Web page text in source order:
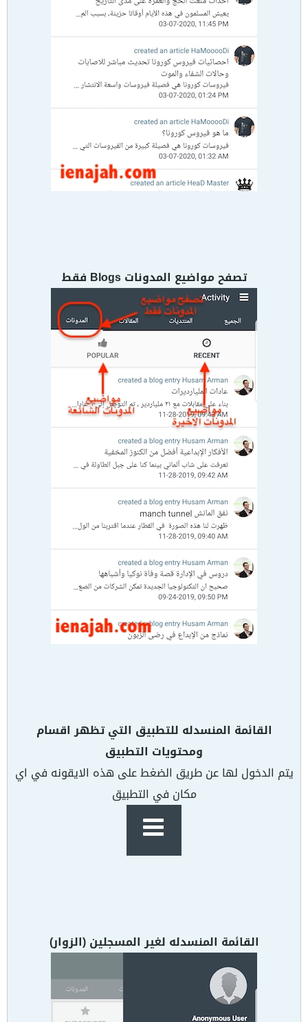
تصفح مواضيع المدونات Blogs فقط
القائمة المنسدله للتطبيق التي تظهر اقسام
ومحتويات التطبيق
يتم الدخول لها عن طريق الضغط على هذه الايقونه في اي
مكان في التطبيق
القائمة المنسدله لغير المسجلين (الزوار)